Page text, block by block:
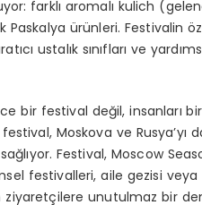
farklı aromalı kulich
Paskalya ürünleri.
ustalık sınıfları ve
bir festival değil, insanları
Moskova ve Rusya’yı
Festival, Moscow
festivalleri, aile gezisi
ziyaretçilere unutulmaz bir